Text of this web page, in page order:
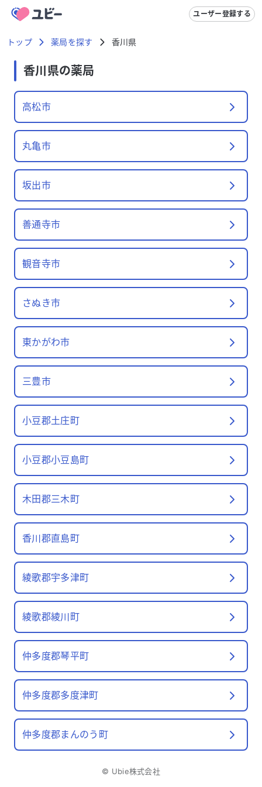
ユーザー登録する
トップ 薬局を探す 香川県
香川県の薬局
高松市
丸亀市
坂出市
善通寺市
観音寺市
さぬき市
東かがわ市
三豊市
小豆郡土庄町
小豆郡小豆島町
木田郡三木町
香川郡直島町
綾歌郡宇多津町
綾歌郡綾川町
仲多度郡琴平町
仲多度郡多度津町
仲多度郡まんのう町
© Ubie株式会社